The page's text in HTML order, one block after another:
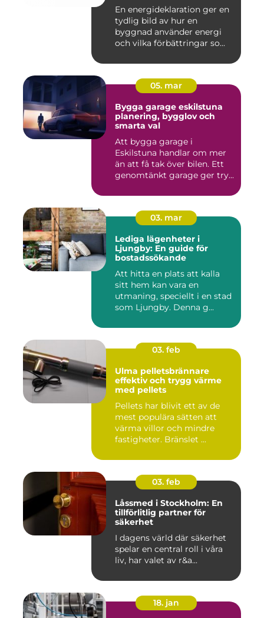
En energideklaration ger en
tydlig bild av hur en
byggnad använder energi
och vilka förbättringar so...
05. mar
Bygga garage eskilstuna
planering, bygglov och
smarta val
Att bygga garage i
Eskilstuna handlar om mer
än att få tak över bilen. Ett
genomtänkt garage ger try...
03. mar
Lediga lägenheter i
Ljungby: En guide för
bostadssökande
Att hitta en plats att kalla
sitt hem kan vara en
utmaning, speciellt i en stad
som Ljungby. Denna g...
03. feb
Ulma pelletsbrännare
effektiv och trygg värme
med pellets
Pellets har blivit ett av de
mest populära sätten att
värma villor och mindre
fastigheter. Bränslet ...
03. feb
Låssmed i Stockholm: En
tillförlitlig partner för
säkerhet
I dagens värld där säkerhet
spelar en central roll i våra
liv, har valet av r&a...
18. jan